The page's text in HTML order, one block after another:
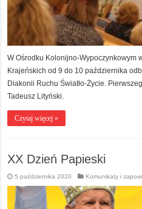
W Ośrodku Kolonijno-Wypoczynkowym
Krajeńskich od 9 do 10 października
Diakonii Ruchu Światło-Życie.
Tadeusz Lityński.
Czytaj więcej »
XX Dzień Papieski
5 października 2020 Komunikaty i